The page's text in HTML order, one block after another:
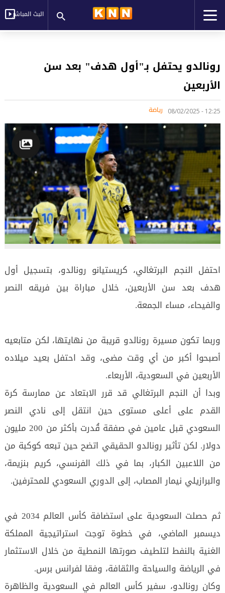
البث المباشر
رونالدو يحتفل بـ"أول هدف" بعد سن
الأربعين
12:25 - 08/02/2025 رياضة
احتفل النجم البرتغالي، كريستيانو رونالدو، بتسجيل أول
هدف بعد سن الأربعين، خلال مباراة بين فريقه النصر
والفيحاء، مساء الجمعة.
وربما تكون مسيرة رونالدو قريبة من نهايتها، لكن متابعيه
أصبحوا أكبر من أي وقت مضى، وقد احتفل بعيد ميلاده
الأربعين في السعودية، الأربعاء.
وبدا أن النجم البرتغالي قد قرر الابتعاد عن ممارسة كرة
القدم على أعلى مستوى حين انتقل إلى نادي النصر
السعودي قبل عامين في صفقة قُدرت بأكثر من 200 مليون
دولار. لكن تأثير رونالدو الحقيقي اتضح حين تبعه كوكبة من
من اللاعبين الكبار، بما في ذلك الفرنسي، كريم بنزيمة،
والبرازيلي نيمار المصاب، إلى الدوري السعودي للمحترفين.
ثم حصلت السعودية على استضافة كأس العالم 2034 في
ديسمبر الماضي، في خطوة توجت استراتيجية المملكة
الغنية بالنفط لتلطيف صورتها النمطية من خلال الاستثمار
في الرياضة والسياحة والثقافة، وفقا لفرانس برس.
وكان رونالدو، سفير كأس العالم في السعودية والظاهرة